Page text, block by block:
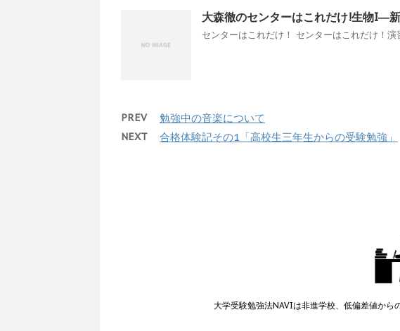
大森徹のセンターはこれだけ!生物I―
センターはこれだけ！ センターはこれだけ！
PREV 勉強中の音楽について
NEXT 合格体験記その1「高校生三年生からの受験勉強」
大学受験勉強法NAVIは非進学校、低偏差値から